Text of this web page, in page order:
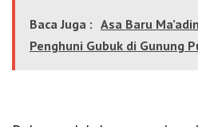
Baca Juga : Asa Baru
Penghuni Gubuk di Gunung